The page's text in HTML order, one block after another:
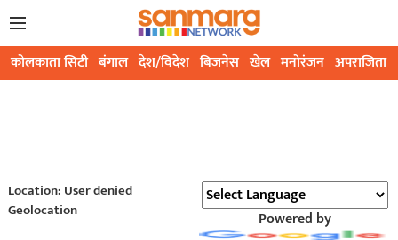
कोलकाता सिटी बंगाल देश/विदेश बिजनेस खेल मनोरंजन अपराजिता
Location: User denied
Geolocation
Powered by